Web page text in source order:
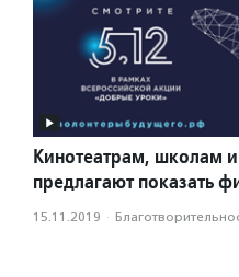
Кинотеатрам, школам
предлагают показать
15.11.2019 ·